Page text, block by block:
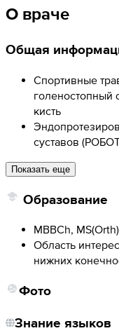
О враче
Общая
Спортивные
голеностопный
кисть
суставов
Показать еще
Образование
MBBCh,
Область
нижних
Фото
Знание языков